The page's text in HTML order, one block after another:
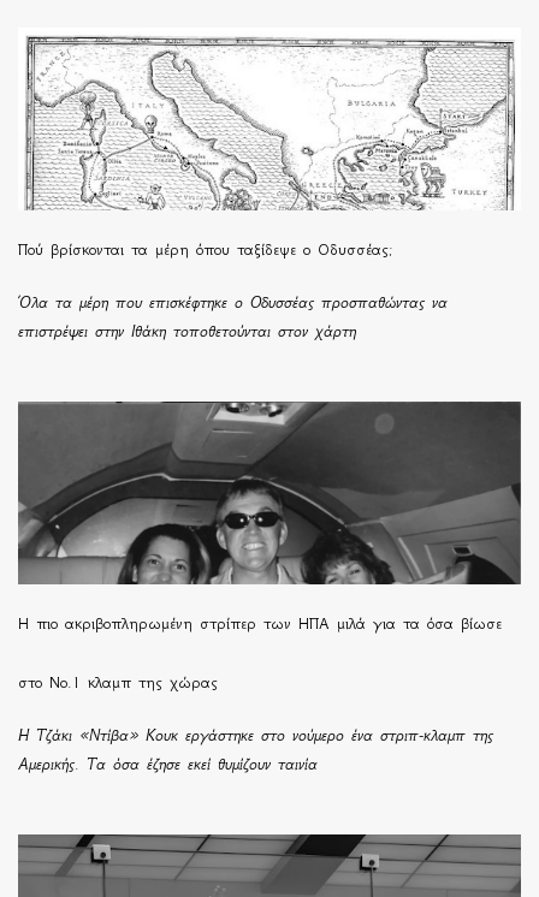
Πού βρίσκονται τα μέρη όπου ταξίδεψε ο Οδυσσέας;
Όλα τα μέρη που επισκέφτηκε ο Οδυσσέας προσπαθώντας να
επιστρέψει στην Ιθάκη τοποθετούνται στον χάρτη
H πιο ακριβοπληρωμένη στρίπερ των ΗΠΑ μιλά για τα όσα βίωσε
στο Νο.1 κλαμπ της χώρας
Η Τζάκι «Ντίβα» Κουκ εργάστηκε στο νούμερο ένα στριπ-κλαμπ της
Αμερικής. Τα όσα έζησε εκεί θυμίζουν ταινία